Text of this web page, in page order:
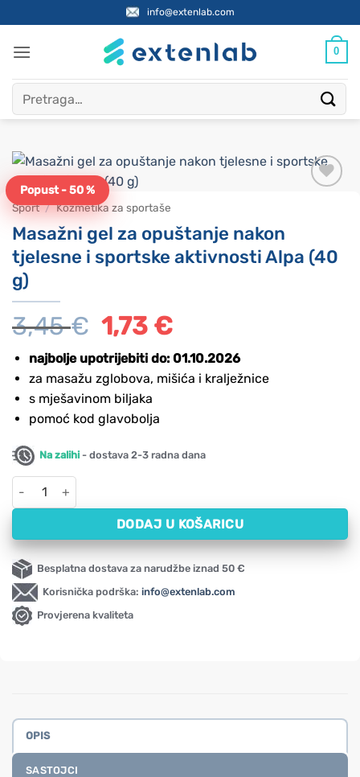
to
content
info@extenlab.com
0
Pretraži:
Popust - 50 %
Sport / Kozmetika za sportaše
Masažni gel za opuštanje nakon
tjelesne i sportske aktivnosti Alpa (40
g)
3,45€ Izvorna
cijena
bila
je:
3,45 €.
1,73 €Trenutna
je:
1,73 €.
najbolje upotrijebiti do: 01.10.2026
za masažu zglobova, mišića i kralježnice
s mješavinom biljaka
pomoć kod glavobolja
Na zalihi - dostava 2-3 radna dana
Masažni gel za opuštanje nakon tjelesne i sportske aktivnosti
DODAJ U KOŠARICU
Besplatna dostava za narudžbe iznad 50 €
Korisnička podrška: info@extenlab.com
Provjerena kvaliteta
Marka:Alpa
OPIS
SASTOJCI